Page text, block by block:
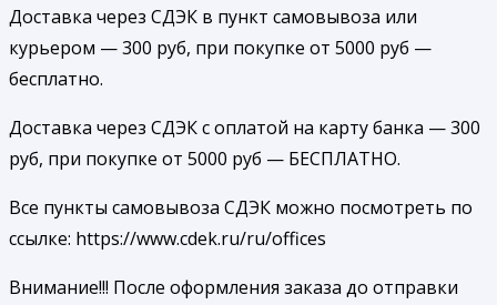
Доставка через СДЭК в пункт самовывоза или
курьером — 300 руб, при покупке от 5000 руб —
бесплатно.
Доставка через СДЭК с оплатой на карту банка — 300
руб, при покупке от 5000 руб — БЕСПЛАТНО.
Все пункты самовывоза СДЭК можно посмотреть по
ссылке: https://www.cdek.ru/ru/offices
Внимание!!! После оформления заказа до отправки